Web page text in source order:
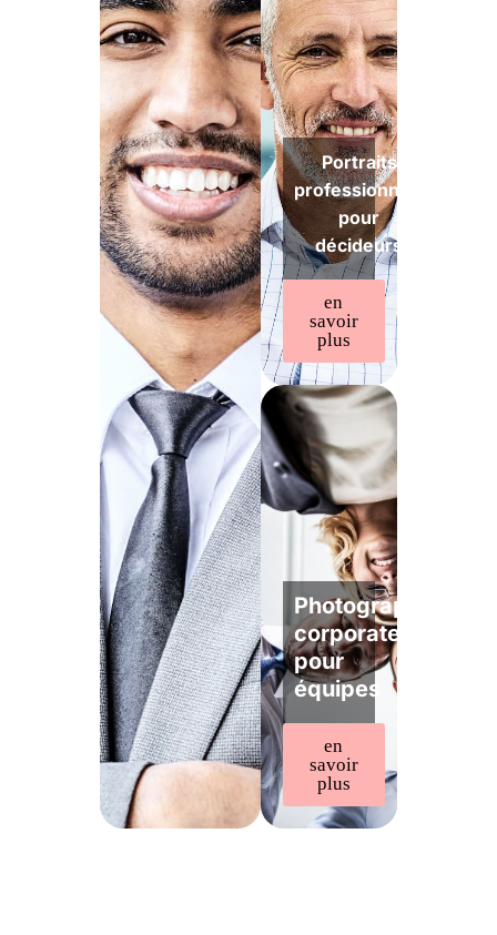
Portraits
professionnels
pour
décideurs
en
savoir
plus
Photographe
corporate
pour
équipes
en
savoir
plus